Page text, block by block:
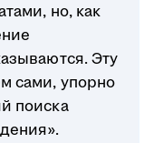
но, как
Эту
сами, упорно
поиска